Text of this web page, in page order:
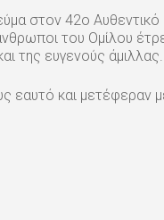
στον 42ο
του Ομίλου
της ευγενούς άμιλλας.
και μετέφεραν